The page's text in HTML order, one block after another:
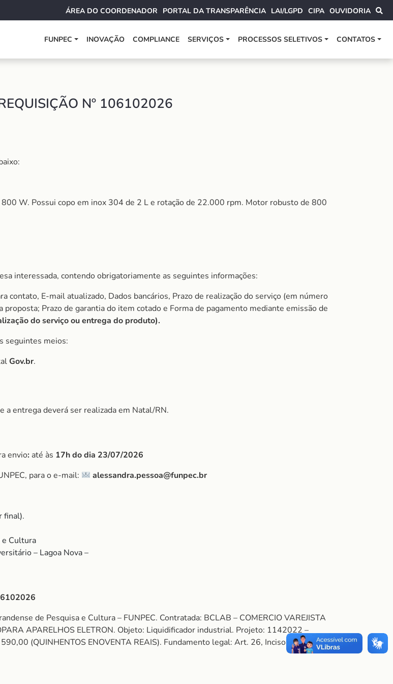
ÁREA DO COORDENADOR PORTAL DA TRANSPARÊNCIA LAI/LGPD CIPA OUVIDORIA
FUNPEC INOVAÇÃO COMPLIANCE SERVIÇOS PROCESSOS SELETIVOS CONTATOS
Nº 106102026
W. Possui copo em inox 304 de 2 L e rotação de 22.000 rpm. Motor robusto de 800
interessada, contendo obrigatoriamente as seguintes informações:
contato, E-mail atualizado, Dados bancários, Prazo de realização do serviço (em número
Prazo de garantia do item cotado e Forma de pagamento mediante emissão de
do serviço ou entrega do produto).
seguintes meios:
Gov.br.
entrega deverá ser realizada em Natal/RN.
envio: até às 17h do dia 23/07/2026
para o e-mail:
alessandra.pessoa@funpec.br
final).
e Cultura
– Lagoa Nova –
de Pesquisa e Cultura – FUNPEC. Contratada: BCLAB – COMERCIO VAREJISTA
APARELHOS ELETRON. Objeto: Liquidificador industrial. Projeto: 1142022 –
(QUINHENTOS ENOVENTA REAIS). Fundamento legal: Art. 26, Inciso II do Decreto